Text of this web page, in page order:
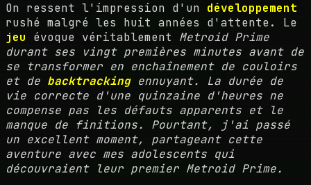
On ressent l'impression d'un développement
rushé malgré les huit années d'attente. Le
jeu évoque véritablement Metroid Prime
durant ses vingt premières minutes avant de
se transformer en enchaînement de couloirs
et de backtrackingennuyant. La durée de
vie correcte d'une quinzaine d'heures ne
compense pas les défauts apparents et le
manque de finitions. Pourtant, j'ai passé
un excellent moment, partageant cette
aventure avec mes adolescents qui
découvraient leur premier Metroid Prime.